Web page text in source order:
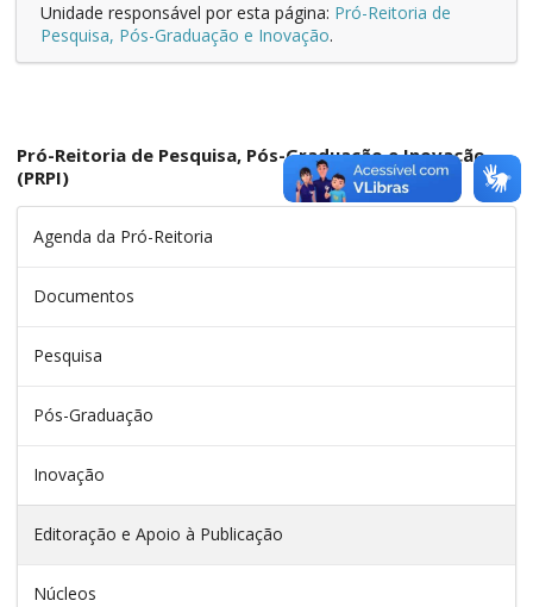
Unidade responsável por esta página: Pró-Reitoria de
Pesquisa, Pós-Graduação e Inovação.
Pró-Reitoria de Pesquisa, Pós-Graduação e Inovação
(PRPI)
Agenda da Pró-Reitoria
Documentos
Pesquisa
Pós-Graduação
Inovação
Editoração e Apoio à Publicação
Núcleos